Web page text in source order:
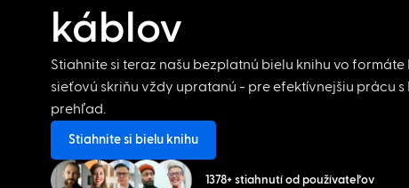
káblov
Stiahnite si teraz našu bezplatnú bielu knihu vo formáte
sieťovú skriňu vždy upratanú - pre efektívnejšiu prácu s
prehľad.
Stiahnite si bielu knihu
1378+ stiahnutí od používateľov